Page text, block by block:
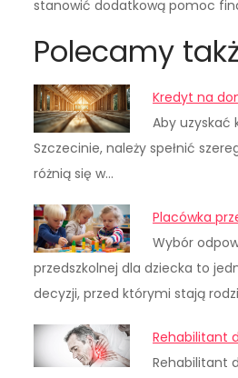
stanowić dodatkową pomoc
Polecamy
Kredyt na
Aby uzyskać
Szczecinie, należy spełnić
różnią się w…
Placówka
Wybór
przedszkolnej dla dziecka to
decyzji, przed którymi stają
Rehabilitant
Rehabilitant